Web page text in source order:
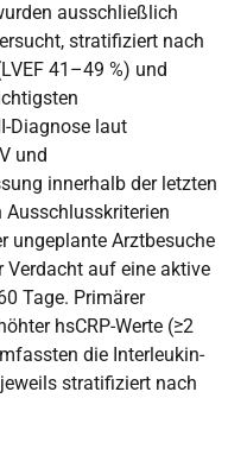
ausschließlich
stratifiziert nach
41–49 %) und
Diagnose laut
und
innerhalb der letzten
ungeplante Arztbesuche
Verdacht auf eine aktive
Tage. Primärer
hsCRP-Werte (≥2
die Interleukin-
stratifiziert nach